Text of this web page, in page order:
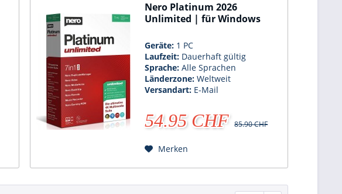
Nero Platinum 2026
Unlimited | für Windows
Geräte: 1 PC
Laufzeit: Dauerhaft gültig
Sprache:Alle Sprachen
Länderzone:Weltweit
Versandart: E-Mail
54.95 CHF 85.90 CHF
Merken